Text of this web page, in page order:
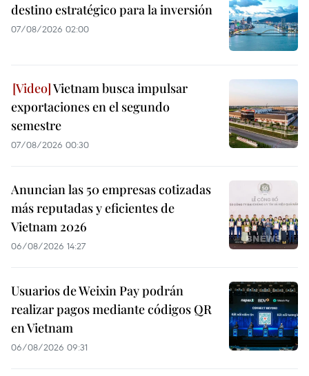
destino estratégico para la inversión
07/08/2026 02:00
Vietnam busca impulsar
exportaciones en el segundo
semestre
07/08/2026 00:30
Anuncian las 50 empresas cotizadas
más reputadas y eficientes de
Vietnam 2026
06/08/2026 14:27
Usuarios de Weixin Pay podrán
realizar pagos mediante códigos QR
en Vietnam
06/08/2026 09:31